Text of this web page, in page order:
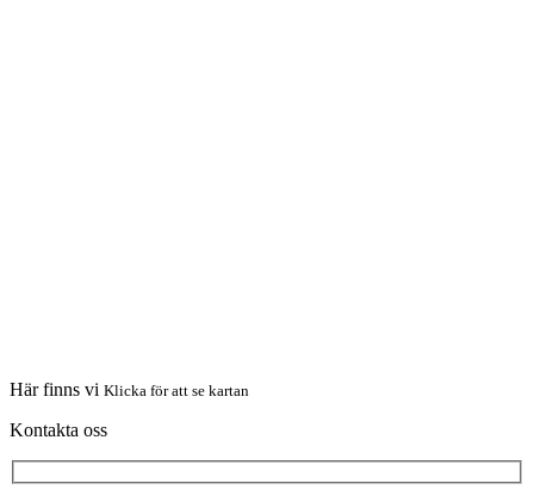
Här finns vi Klicka för att se kartan
Kontakta oss